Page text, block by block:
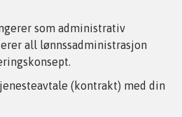
som administrativ
all lønnssadministrasjon
(kontrakt) med din